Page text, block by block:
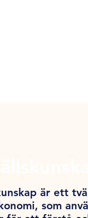
är ett
som